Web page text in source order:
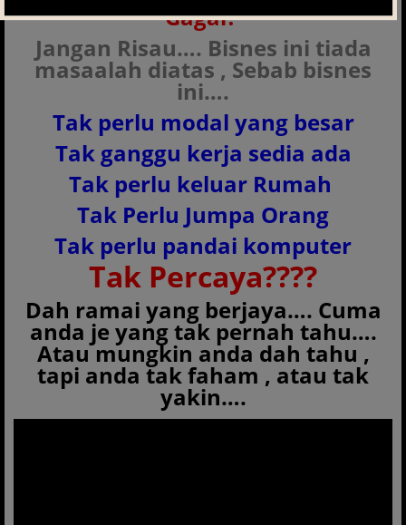
Gagal?
Jangan Risau…. Bisnes ini tiada
masaalah diatas , Sebab bisnes
ini….
Tak perlu modal yang besar
Tak ganggu kerja sedia ada
Tak perlu keluar Rumah
Tak Perlu Jumpa Orang
Tak perlu pandai komputer
Tak Percaya????
Dah ramai yang berjaya…. Cuma
anda je yang tak pernah tahu….
Atau mungkin anda dah tahu ,
tapi anda tak faham , atau tak
yakin….